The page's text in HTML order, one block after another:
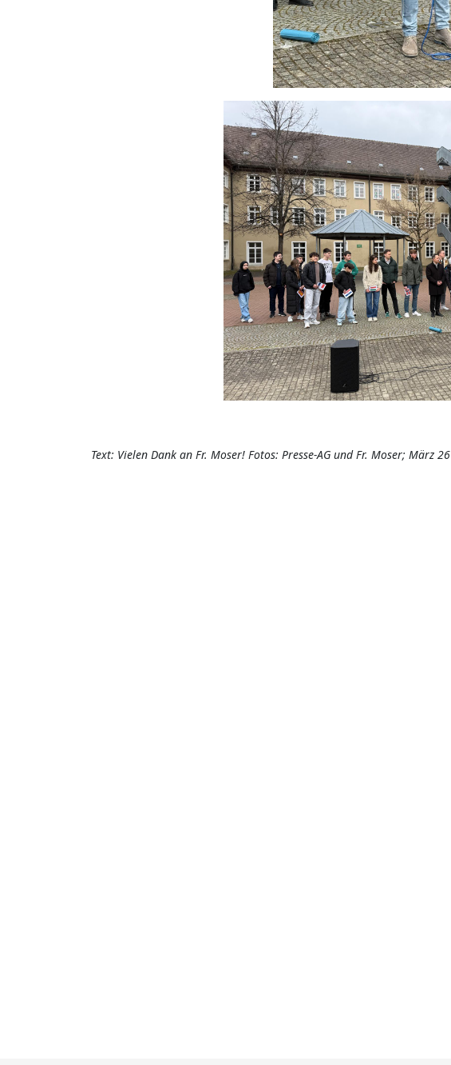
Text: Vielen Dank an Fr. Moser! Fotos: Presse-AG und Fr. Moser; März 26